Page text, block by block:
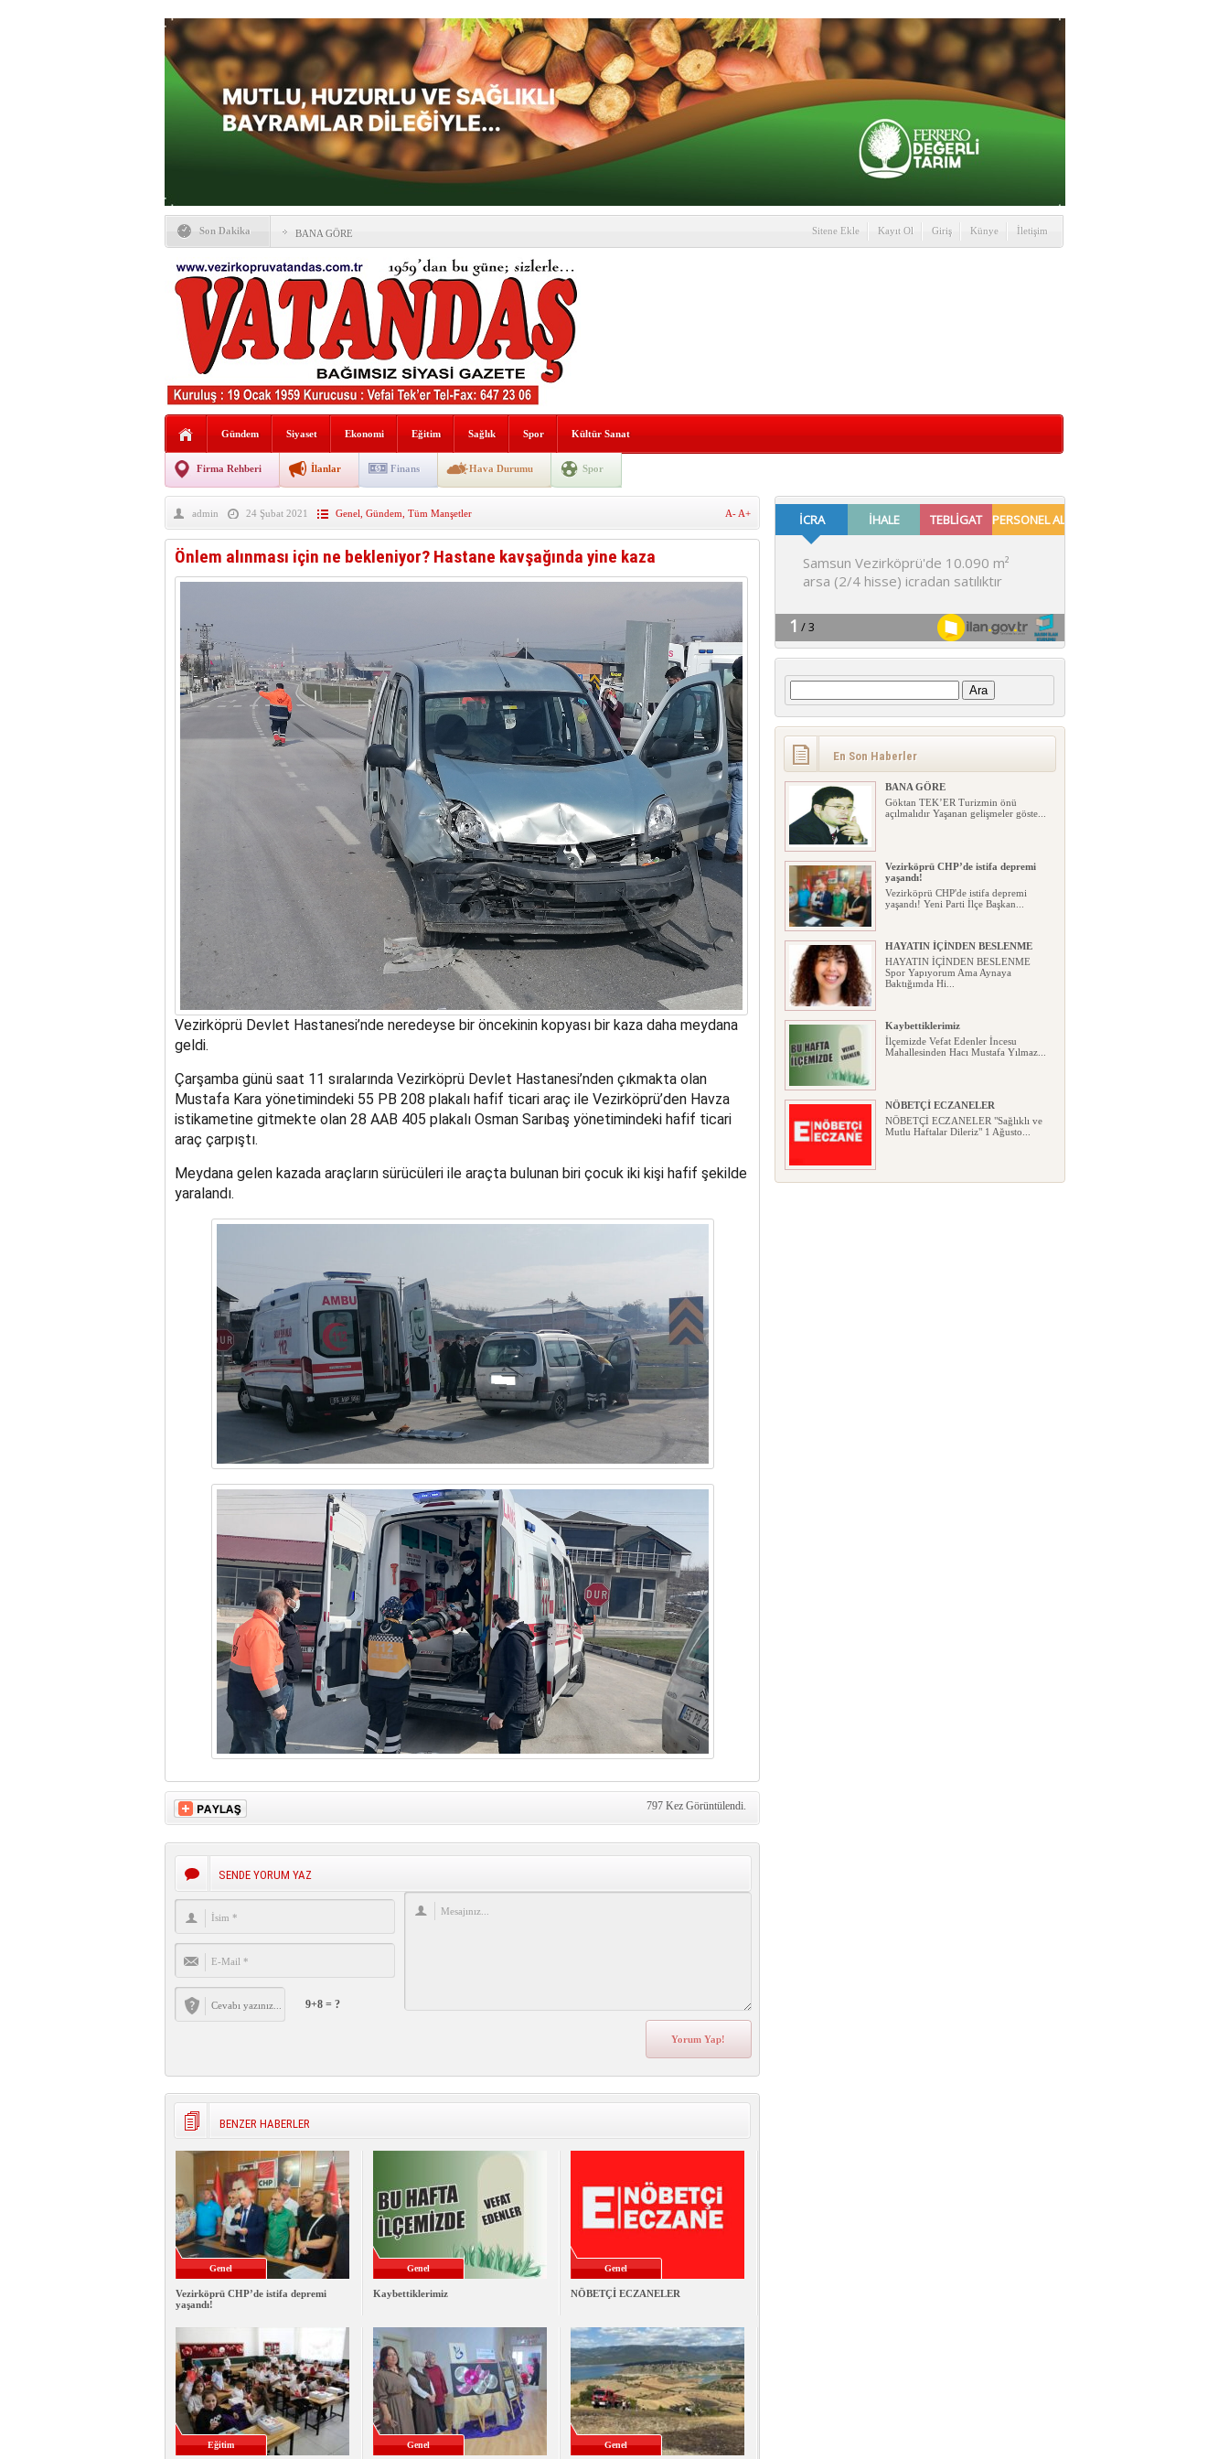
Son Dakika BANA GÖRE
Vezirköprü CHP’de istifa depremi yaşandı!
HAYATIN İÇİNDEN BESLENME
Kaybettiklerimiz
NÖBETÇİ ECZANELER
Okullarda yeni dönem: Yönetmelik kapsamlı şekilde
değişti
taşınıyor
Hafif ticari araç takla attı! 2’si Çocuk 5 Yaralı
“Yaz Seninle Güzel” doğa yürüyüşü
Sitene Ekle Kayıt Ol Giriş Künye İletişim
Gündem Siyaset Ekonomi Eğitim Sağlık Spor Kültür Sanat
Firma Rehberi İlanlar Finans Hava Durumu Spor
admin 24 Şubat 2021 Genel Gündem Tüm Manşetler A- A+
Önlem alınması için ne bekleniyor? Hastane kavşağında yine kaza
Vezirköprü Devlet Hastanesi’nde neredeyse bir öncekinin kopyası bir kaza daha meydana
geldi.
Çarşamba günü saat 11 sıralarında Vezirköprü Devlet Hastanesi’nden çıkmakta olan
Mustafa Kara yönetimindeki 55 PB 208 plakalı hafif ticari araç ile Vezirköprü’den Havza
istikametine gitmekte olan 28 AAB 405 plakalı Osman Sarıbaş yönetimindeki hafif ticari
araç çarpıştı.
Meydana gelen kazada araçların sürücüleri ile araçta bulunan biri çocuk iki kişi hafif şekilde
yaralandı.
797 Kez Görüntülendi.
SENDE YORUM YAZ
9+8 = ?
BENZER HABERLER
Genel
Vezirköprü CHP’de istifa depremi
yaşandı!
Genel
Kaybettiklerimiz
Genel
NÖBETÇİ ECZANELER
Eğitim Genel Genel
Arama:
En Son Haberler
BANA GÖRE
Göktan TEK’ER Turizmin önü
açılmalıdır Yaşanan gelişmeler göste...
Vezirköprü CHP’de istifa depremi
yaşandı!
Vezirköprü CHP'de istifa depremi
yaşandı! Yeni Parti İlçe Başkan...
HAYATIN İÇİNDEN BESLENME
HAYATIN İÇİNDEN BESLENME
Spor Yapıyorum Ama Aynaya
Baktığımda Hi...
Kaybettiklerimiz
İlçemizde Vefat Edenler İncesu
Mahallesinden Hacı Mustafa Yılmaz...
NÖBETÇİ ECZANELER
NÖBETÇİ ECZANELER "Sağlıklı ve
Mutlu Haftalar Dileriz" 1 Ağusto...
Okullarda yeni dönem: Yönetmelik